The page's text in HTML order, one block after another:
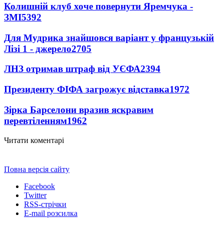
Колишній клуб хоче повернути Яремчука -
ЗМІ5392
Для Мудрика знайшовся варіант у французькій
Лізі 1 - джерело2705
ЛНЗ отримав штраф від УЄФА2394
Президенту ФІФА загрожує відставка1972
Зірка Барселони вразив яскравим
перевтіленням1962
Читати коментарі
Повна версія сайту
Facebook
Twitter
RSS-стрічки
E-mail розсилка